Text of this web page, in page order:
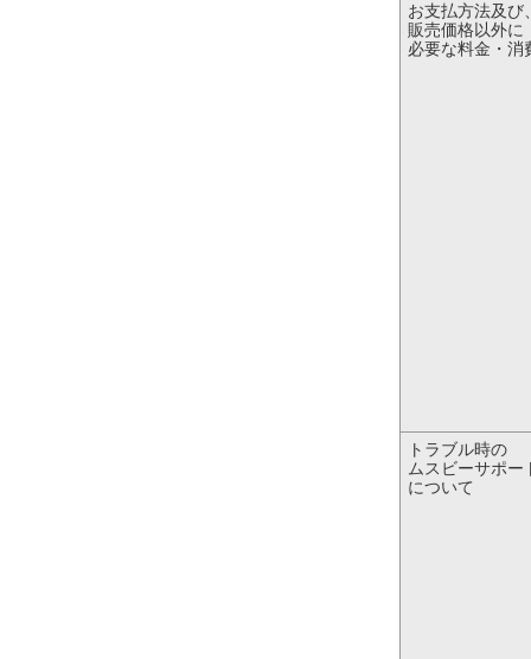
お支払方法及び
販売価格以外に
必要な料金・消
トラブル時の
ムスビーサポー
について